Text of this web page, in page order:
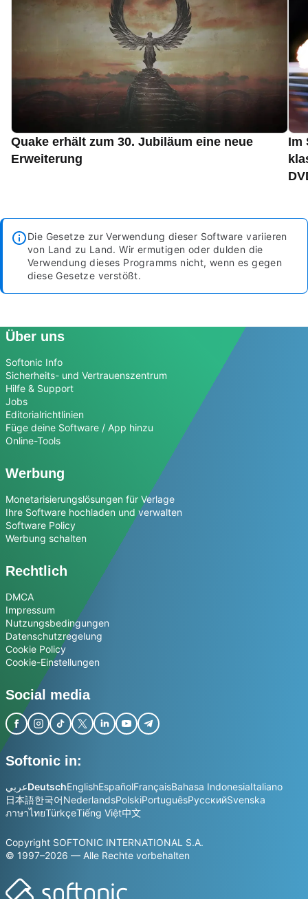
Quake erhält zum 30. Jubiläum eine neue
Erweiterung
Im
Die Gesetze zur Verwendung dieser Software variieren
von Land zu Land. Wir ermutigen oder dulden die
Verwendung dieses Programms nicht, wenn es gegen
diese Gesetze verstößt.
Über uns
Softonic Info
Sicherheits- und Vertrauenszentrum
Hilfe & Support
Jobs
Editorialrichtlinien
Füge deine Software / App hinzu
Online-Tools
Werbung
Monetarisierungslösungen für Verlage
Ihre Software hochladen und verwalten
Software Policy
Werbung schalten
Rechtlich
DMCA
Impressum
Nutzungsbedingungen
Datenschutzregelung
Cookie Policy
Cookie-Einstellungen
Social media
Softonic in:
عربيDeutschEnglishEspañolFrançaisBahasa IndonesiaItaliano
日本語한국어NederlandsPolskiPortuguêsРусскийSvenska
ภาษาไทยTürkçeTiếng Việt中文
Copyright SOFTONIC INTERNATIONAL S.A.
© 1997–2026 — Alle Rechte vorbehalten